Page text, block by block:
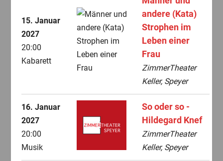
15. Januar
2027
20:00
Kabarett
andere (Kata)
Strophen im
Leben einer
Frau
ZimmerTheater
Keller, Speyer
16. Januar
2027
20:00
Musik
So oder so -
Hildegard Knef
ZimmerTheater
Keller, Speyer